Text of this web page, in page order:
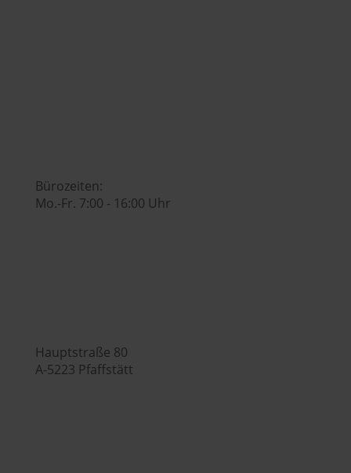
Bürozeiten:
Mo.-Fr. 7:00 - 16:00 Uhr
Hauptstraße 80
A-5223 Pfaffstätt